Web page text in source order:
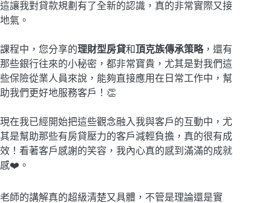
這讓我對貸款規劃有了全新的認識，真的非常實際又接
地氣。
課程中，您分享的理財型房貸和頂克族傳承策略，還有
那些銀行往來的小秘密，都非常寶貴，尤其是對我們這
些保險從業人員來說，能夠直接應用在日常工作中，幫
助我們更好地服務客戶！👏
現在我已經開始把這些觀念融入我與客戶的互動中，尤
其是幫助那些有房貸壓力的客戶減輕負擔，真的很有成
效！看著客戶感謝的笑容，我內心真的感到滿滿的成就
感❤️。
老師的講解真的超級清楚又具體，不管是理論還是實